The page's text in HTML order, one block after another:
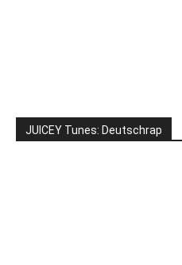
JUICEY Tunes: Deutschrap